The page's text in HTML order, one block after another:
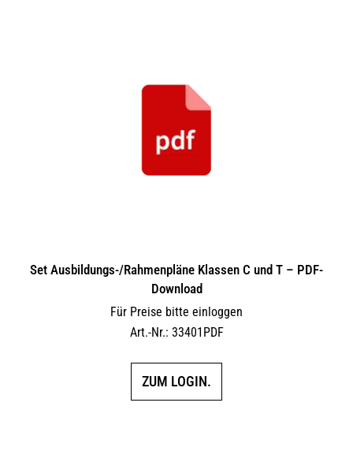
Set Ausbildungs-/Rahmenpläne Klassen C und T – PDF-
Download
Für Preise bitte einloggen
Art.-Nr.: 33401PDF
ZUM LOGIN.